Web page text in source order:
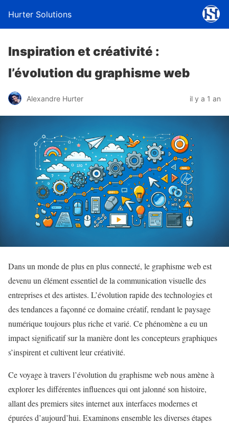
Hurter Solutions
Inspiration et créativité :
l’évolution du graphisme web
Alexandre Hurter il y a 1 an
Dans un monde de plus en plus connecté, le graphisme web est
devenu un élément essentiel de la communication visuelle des
entreprises et des artistes. L’évolution rapide des technologies et
des tendances a façonné ce domaine créatif, rendant le paysage
numérique toujours plus riche et varié. Ce phénomène a eu un
impact significatif sur la manière dont les concepteurs graphiques
s’inspirent et cultivent leur créativité.
Ce voyage à travers l’évolution du graphisme web nous amène à
explorer les différentes influences qui ont jalonné son histoire,
allant des premiers sites internet aux interfaces modernes et
épurées d’aujourd’hui. Examinons ensemble les diverses étapes